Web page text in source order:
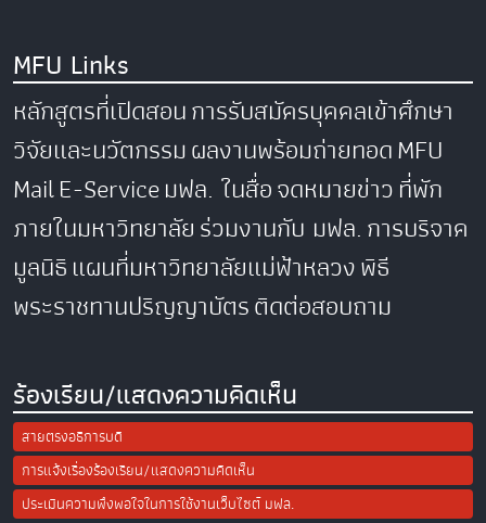
MFU Links
หลักสูตรที่เปิดสอนการรับสมัครบุคคลเข้าศึกษา
วิจัยและนวัตกรรมผลงานพร้อมถ่ายทอดMFU
MailE-Serviceมฟล. ในสื่อจดหมายข่าวที่พัก
ภายในมหาวิทยาลัยร่วมงานกับ มฟล.การบริจาค
มูลนิธิแผนที่มหาวิทยาลัยแม่ฟ้าหลวงพิธี
พระราชทานปริญญาบัตรติดต่อสอบถาม
ร้องเรียน/แสดงความคิดเห็น
สายตรงอธิการบดี
การแจ้งเรื่องร้องเรียน/แสดงความคิดเห็น
ประเมินความพึงพอใจในการใช้งานเว็บไซต์ มฟล.